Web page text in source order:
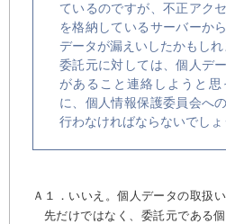
ているのですが、不正アク
を格納しているサーバーか
データが漏えいしたかもしれ
委託元に対しては、個人デ
があること連絡しようと
に、個人情報保護委員会へ
行わなければならないでしょ
Ａ１．いいえ。個人データの取扱
先だけではなく、委託元である